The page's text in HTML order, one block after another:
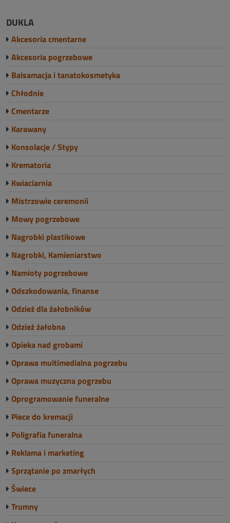
DUKLA
Akcesoria cmentarne
Akcesoria pogrzebowe
Balsamacja i tanatokosmetyka
Chłodnie
Cmentarze
Karawany
Konsolacje / Stypy
Krematoria
Kwiaciarnia
Mistrzowie ceremonii
Mowy pogrzebowe
Nagrobki plastikowe
Nagrobki, Kamieniarstwo
Namioty pogrzebowe
Odszkodowania, finanse
Odzież dla żałobników
Odzież żałobna
Opieka nad grobami
Oprawa multimedialna pogrzebu
Oprawa muzyczna pogrzebu
Oprogramowanie funeralne
Piece do kremacji
Poligrafia funeralna
Reklama i marketing
Sprzątanie po zmarłych
Świece
Trumny